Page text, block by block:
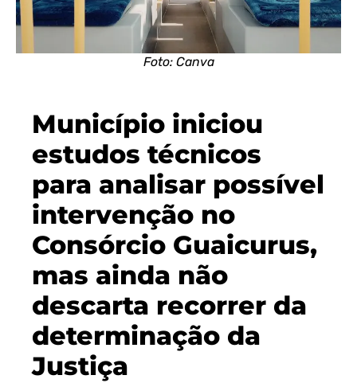
Foto: Canva
Município iniciou
estudos técnicos
para analisar possível
intervenção no
Consórcio Guaicurus,
mas ainda não
descarta recorrer da
determinação da
Justiça